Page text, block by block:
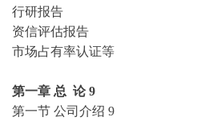
行研报告
资信评估报告
市场占有率认证等
第一章 总 论 9
第一节 公司介绍 9